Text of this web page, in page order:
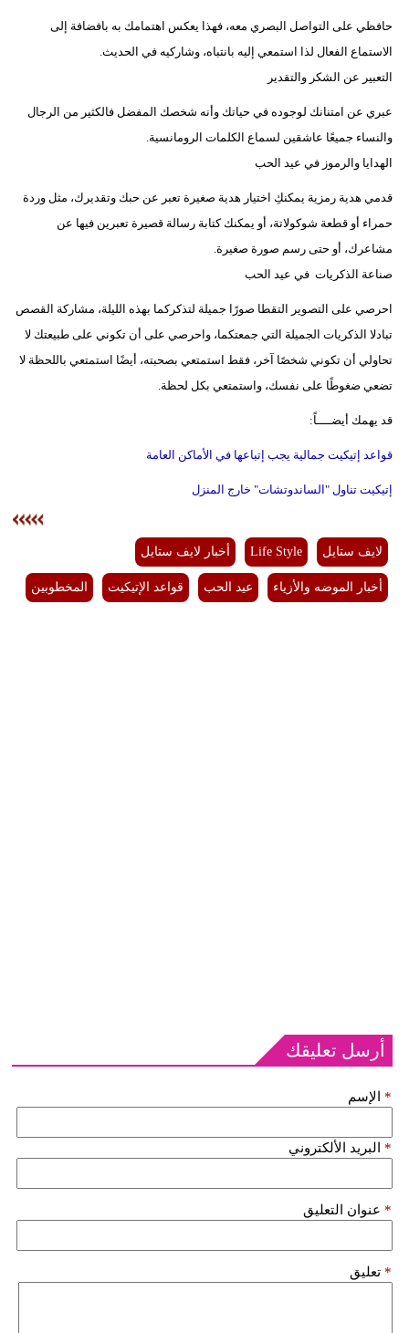
حافظي على التواصل البصري معه، فهذا يعكس اهتمامك به بافضافة إلى
الاستماع الفعال لذا استمعي إليه بانتباه، وشاركيه في الحديث.
التعبير عن الشكر والتقدير
عبري عن امتنانك لوجوده في حياتك وأنه شخصك المفضل فالكثير من الرجال
والنساء جميعًا عاشقين لسماع الكلمات الرومانسية.
الهدايا والرموز في عيد الحب
قدمي هدية رمزية يمكنكِ اختيار هدية صغيرة تعبر عن حبك وتقديرك، مثل وردة
حمراء أو قطعة شوكولاتة، أو يمكنك كتابة رسالة قصيرة تعبرين فيها عن
مشاعرك، أو حتى رسم صورة صغيرة.
صناعة الذكريات في عيد الحب
احرصي على التصوير التقطا صورًا جميلة لتذكركما بهذه الليلة، مشاركة القصص
تبادلا الذكريات الجميلة التي جمعتكما، واحرصي على أن تكوني على طبيعتك لا
تحاولي أن تكوني شخصًا آخر، فقط استمتعي بصحبته، أيضًا استمتعي باللحظة لا
تضعي ضغوطًا على نفسك، واستمتعي بكل لحظة.
قد يهمك أيضــــاً:
قواعد إتيكيت جمالية يجب إتباعها في الأماكن العامة
إتيكيت تناول "الساندوتشات" خارج المنزل
لايف ستايل Life Style أخبار لايف ستايل
أخبار الموضه والأزياء عيد الحب قواعد الإتيكيت المخطوبين
أرسل تعليقك
الإسم *
البريد الألكتروني *
عنوان التعليق *
تعليق *